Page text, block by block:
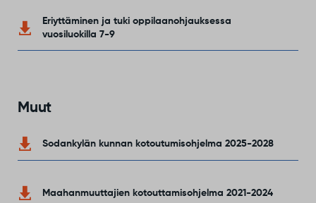
Eriyttäminen ja tuki oppilaanohjauksessa
vuosiluokilla 7-9
Muut
Sodankylän kunnan kotoutumisohjelma 2025-2028
Maahanmuuttajien kotouttamisohjelma 2021-2024